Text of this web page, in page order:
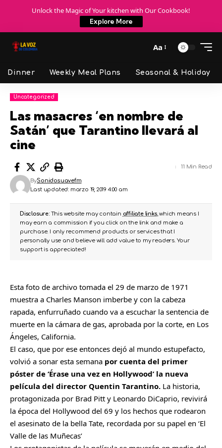
Unlock the Magic of Your kitchen with Our Cookbook!
Explore More
Aa
Dinner Weekly Meal Plans Seasonal & Holiday
Uncategorized
Las masacres ‘en nombre de
Satán’ que Tarantino llevará al
cine
Last updated: marzo 19, 2019 4:00 am
BySonidosuavefm
11 Min Read
Disclosure:This website may contain affiliate links, which means I
may earn a commission if you click on the link and make a
purchase. I only recommend products or services that I
personally use and believe will add value to my readers. Your
support is appreciated!
Esta foto de archivo tomada el 29 de marzo de 1971
muestra a Charles Manson imberbe y con la cabeza
rapada, enfurruñado cuando va a escuchar la sentencia de
muerte en la cámara de gas, aprobada por la corte, en Los
Ángeles, California.
El caso, que por ese entonces dejó al mundo estupefacto,
volvió a sonar esta semana por cuenta del primer
póster de ‘Érase una vez en Hollywood’ la nueva
película del director Quentin Tarantino. La historia,
protagonizada por Brad Pitt y Leonardo DiCaprio, revivirá
la época del Hollywood del 69 y los hechos que rodearon
el asesinato de la bella Tate, recordada por su papel en ‘El
Valle de las Muñecas’